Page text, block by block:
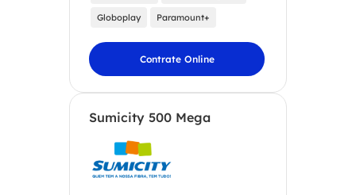
Globoplay Paramount+
Contrate Online
Sumicity 500 Mega